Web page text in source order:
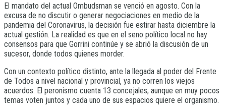
El mandato del actual Ombudsman se venció en agosto. Con la
excusa de no discutir o generar negociaciones en medio de la
pandemia del Coronavirus, la decisión fue estirar hasta diciembre la
actual gestión. La realidad es que en el seno político local no hay
consensos para que Gorrini continúe y se abrió la discusión de un
sucesor, donde todos quienes morder.
Con un contexto político distinto, ante la llegada al poder del Frente
de Todos a nivel nacional y provincial, ya no corren los viejos
acuerdos. El peronismo cuenta 13 concejales, aunque en muy pocos
temas voten juntos y cada uno de sus espacios quiere el organismo.